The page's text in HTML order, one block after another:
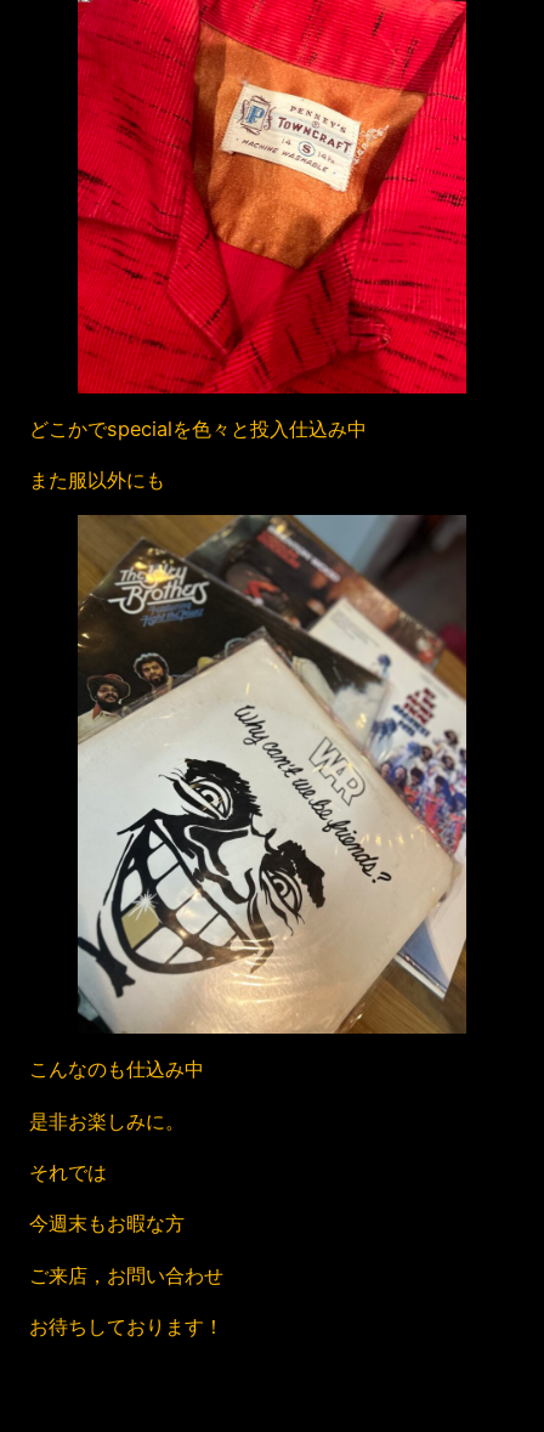
どこかでspecialを色々と投入仕込み中
また服以外にも
こんなのも仕込み中
是非お楽しみに。
それでは
今週末もお暇な方
ご来店，お問い合わせ
お待ちしております！